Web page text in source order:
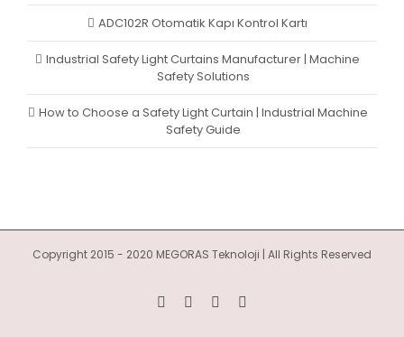
ADC102R Otomatik Kapı Kontrol Kartı
Industrial Safety Light Curtains Manufacturer | Machine
Safety Solutions
How to Choose a Safety Light Curtain | Industrial Machine
Safety Guide
Copyright 2015 - 2020 MEGORAS Teknoloji | All Rights Reserved
YouTube
TwitterLinkedIn